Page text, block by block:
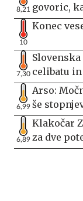
8,21 govoric,
10
Konec
7,30 celibatu
6,99
Arso:
še
6,89
Klakočar
za dve